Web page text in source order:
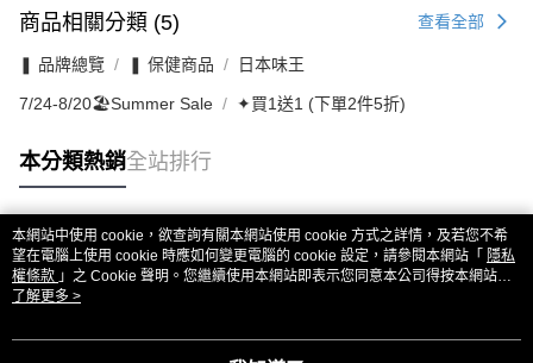
商品相關分類 (5) 查看全部
❚ 品牌總覽 ❚ 保健商品 日本味王
7/24-8/20🏖️Summer Sale ✦買1送1 (下單2件5折)
本分類熱銷全站排行
熱門標籤
本網站中使用 cookie，欲查詢有關本網站使用 cookie 方式之詳情，及若您不希
望在電腦上使用 cookie 時應如何變更電腦的 cookie 設定，請參閱本網站「 隱私
權條款 」之 Cookie 聲明。您繼續使用本網站即表示您同意本公司得按本網站使
用條款之 Cookie 聲明使用 cookie。
了解更多 >